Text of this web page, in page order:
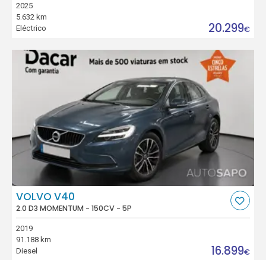
2025
5.632 km
Eléctrico
20.299€
VOLVO V40
2.0 D3 MOMENTUM - 150CV - 5P
2019
91.188 km
Diesel
16.899€